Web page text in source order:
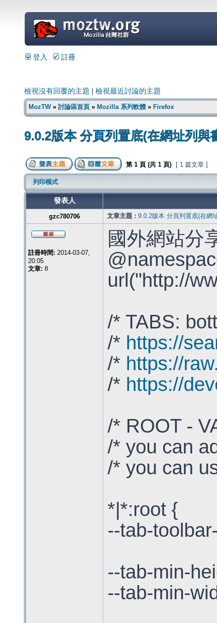
=
登入 註冊
檢視沒有回覆的主題 檢視最近討論的主題
MozTW» 討論區首頁 » Mozilla 系列軟體 » Firefox
9.0.2版本 分頁列置底(在網址列與
第 1 頁 (共 1 頁) [ 1 篇文章 ]
列印模式
發表人
gzc780706 文章主題 : 9.0.2版本 分頁列置底(在網
註冊時間: 2014-03-07,
20:05
文章: 8
國外網站分
url("http://
/* TABS:
/* https://
/* https://
/* https://
/* ROOT -
/* you can
/* you can
*|*:root {
--tab-
--tab-min-
--tab-min-